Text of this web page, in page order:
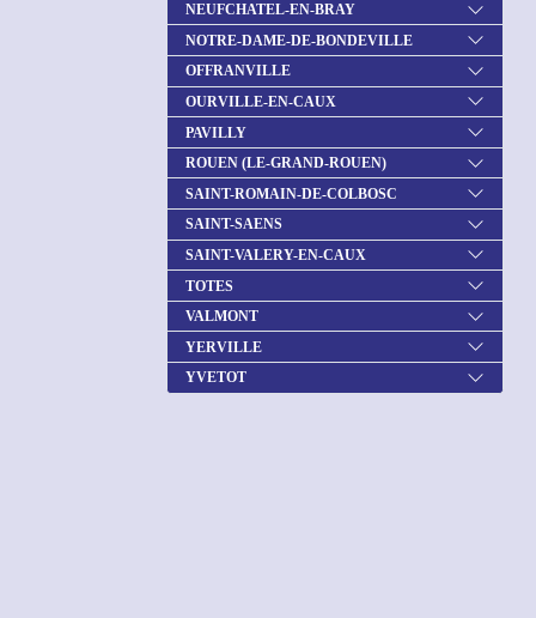
NEUFCHATEL-EN-BRAY
NOTRE-DAME-DE-BONDEVILLE
OFFRANVILLE
OURVILLE-EN-CAUX
PAVILLY
ROUEN (LE-GRAND-ROUEN)
SAINT-ROMAIN-DE-COLBOSC
SAINT-SAENS
SAINT-VALERY-EN-CAUX
TOTES
VALMONT
YERVILLE
YVETOT